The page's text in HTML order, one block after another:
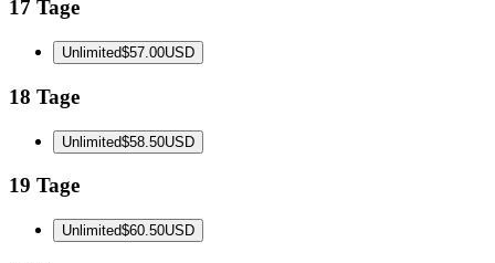
17 Tage
Unlimited$57.00USD
18 Tage
Unlimited$58.50USD
19 Tage
Unlimited$60.50USD